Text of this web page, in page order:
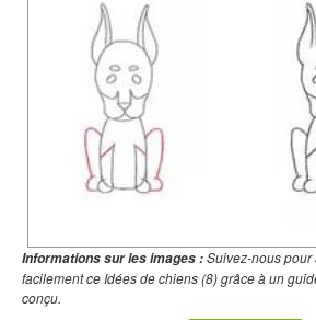
Informations sur les images :Suivez-nous
facilement ce Idées de chiens (8) grâce à un
conçu.